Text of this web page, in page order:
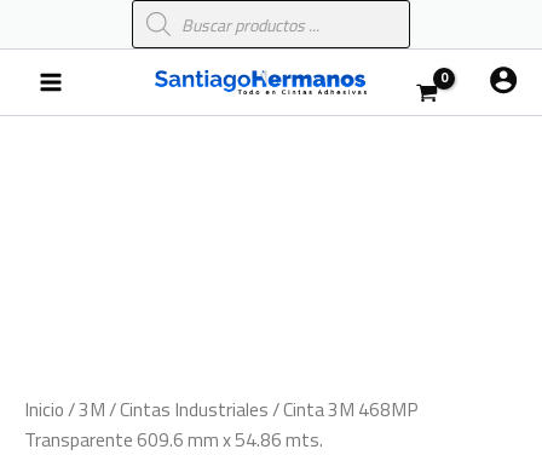
al
contenido
Búsqueda
de
Main
Menu
Inicio/3M/Cintas Industriales/ Cinta 3M 468MP
Transparente 609.6 mm x 54.86 mts.